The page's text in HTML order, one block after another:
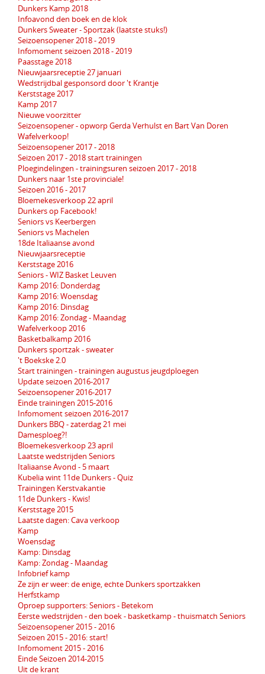
Dunkers Kamp 2018
Infoavond den boek en de klok
Dunkers Sweater - Sportzak (laatste stuks!)
Seizoensopener 2018 - 2019
Infomoment seizoen 2018 - 2019
Paasstage 2018
Nieuwjaarsreceptie 27 januari
Wedstrijdbal gesponsord door 't Krantje
Kerststage 2017
Kamp 2017
Nieuwe voorzitter
Seizoensopener - opworp Gerda Verhulst en Bart Van Doren
Wafelverkoop!
Seizoensopener 2017 - 2018
Seizoen 2017 - 2018 start trainingen
Ploegindelingen - trainingsuren seizoen 2017 - 2018
Dunkers naar 1ste provinciale!
Seizoen 2016 - 2017
Bloemekesverkoop 22 april
Dunkers op Facebook!
Seniors vs Keerbergen
Seniors vs Machelen
18de Italiaanse avond
Nieuwjaarsreceptie
Kerststage 2016
Seniors - WIZ Basket Leuven
Kamp 2016: Donderdag
Kamp 2016: Woensdag
Kamp 2016: Dinsdag
Kamp 2016: Zondag - Maandag
Wafelverkoop 2016
Basketbalkamp 2016
Dunkers sportzak - sweater
't Boekske 2.0
Start trainingen - trainingen augustus jeugdploegen
Update seizoen 2016-2017
Seizoensopener 2016-2017
Einde trainingen 2015-2016
Infomoment seizoen 2016-2017
Dunkers BBQ - zaterdag 21 mei
Damesploeg?!
Bloemekesverkoop 23 april
Laatste wedstrijden Seniors
Italiaanse Avond - 5 maart
Kubelia wint 11de Dunkers - Quiz
Trainingen Kerstvakantie
11de Dunkers - Kwis!
Kerststage 2015
Laatste dagen: Cava verkoop
Kamp
Woensdag
Kamp: Dinsdag
Kamp: Zondag - Maandag
Infobrief kamp
Ze zijn er weer: de enige, echte Dunkers sportzakken
Herfstkamp
Oproep supporters: Seniors - Betekom
Eerste wedstrijden - den boek - basketkamp - thuismatch Seniors
Seizoensopener 2015 - 2016
Seizoen 2015 - 2016: start!
Infomoment 2015 - 2016
Einde Seizoen 2014-2015
Uit de krant